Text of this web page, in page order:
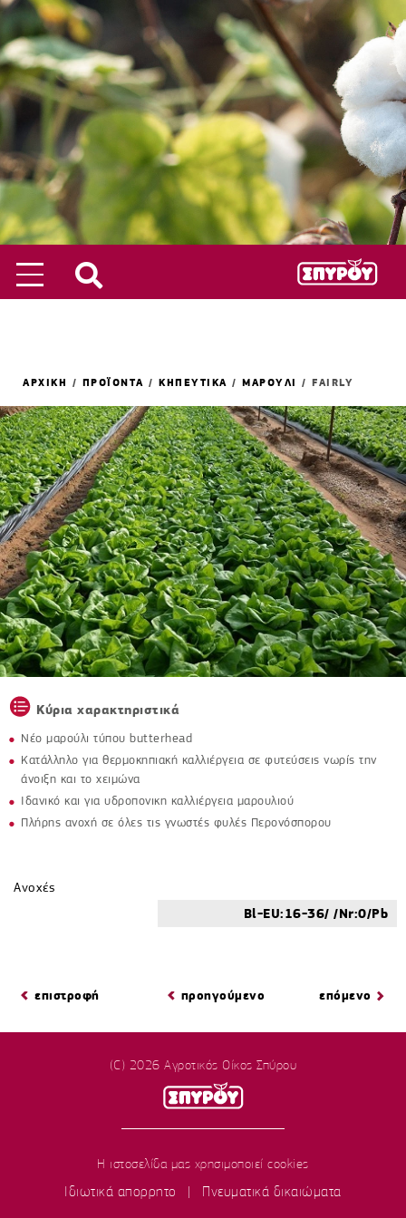
ΑΡΧΙΚΗ / ΠΡΟΪΟΝΤΑ / ΚΗΠΕΥΤΙΚΑ / ΜΑΡΟΥΛΙ / FAIRLY
Κύρια χαρακτηριστικά
Νέο μαρούλι τύπου butterhead
Κατάλληλο για θερμοκηπιακή καλλιέργεια σε φυτεύσεις νωρίς την
άνοιξη και το χειμώνα
Ιδανικό και για υδροπονικη καλλιέργεια μαρουλιού
Πλήρης ανοχή σε όλες τις γνωστές φυλές Περονόσπορου
Ανοχές
Bl-EU:16-36/ /Nr:0/Pb
επιστροφή επόμενο
προηγούμενο
(C) 2026 Αγροτικός Οίκος Σπύρου
Η ιστοσελίδα μας χρησιμοποιεί cookies
Ιδιωτικά απορρητο
| Πνευματικά δικαιώματα